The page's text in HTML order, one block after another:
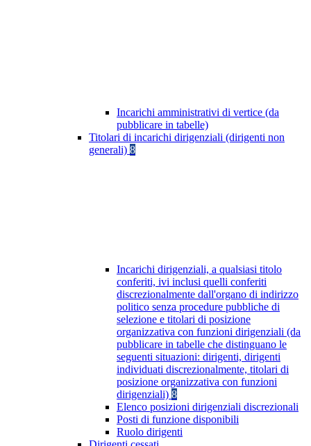
Incarichi amministrativi di vertice (da
pubblicare in tabelle)
Titolari di incarichi dirigenziali (dirigenti non
generali) 8
Incarichi dirigenziali, a qualsiasi titolo
conferiti, ivi inclusi quelli conferiti
discrezionalmente dall'organo di indirizzo
politico senza procedure pubbliche di
selezione e titolari di posizione
organizzativa con funzioni dirigenziali (da
pubblicare in tabelle che distinguano le
seguenti situazioni: dirigenti, dirigenti
individuati discrezionalmente, titolari di
posizione organizzativa con funzioni
dirigenziali) 8
Elenco posizioni dirigenziali discrezionali
Posti di funzione disponibili
Ruolo dirigenti